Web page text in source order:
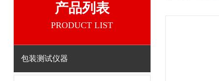
产品列表
PRODUCT LIST
包装测试仪器